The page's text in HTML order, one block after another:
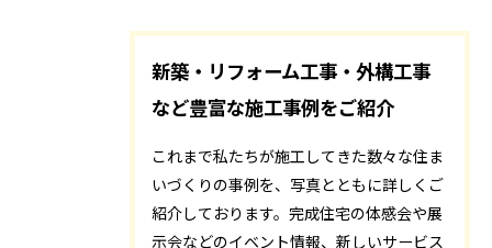
新築・リフォーム工事・外構工事
など豊富な施工事例をご紹介
これまで私たちが施工してきた数々な住ま
いづくりの事例を、写真とともに詳しくご
紹介しております。完成住宅の体感会や展
示会などのイベント情報、新しいサービス